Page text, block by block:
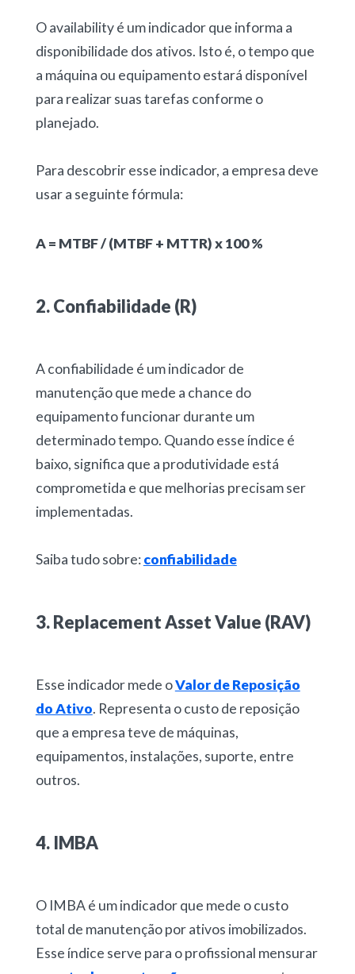
O availability é um indicador que informa a
disponibilidade dos ativos. Isto é, o tempo que
a máquina ou equipamento estará disponível
para realizar suas tarefas conforme o
planejado.
Para descobrir esse indicador, a empresa deve
usar a seguinte fórmula:
A = MTBF / (MTBF + MTTR) x 100 %
2. Confiabilidade (R)
A confiabilidade é um indicador de
manutenção que mede a chance do
equipamento funcionar durante um
determinado tempo. Quando esse índice é
baixo, significa que a produtividade está
comprometida e que melhorias precisam ser
implementadas.
Saiba tudo sobre:confiabilidade
3. Replacement Asset Value (RAV)
Esse indicador mede oValor de Reposição
do Ativo. Representa o custo de reposição
que a empresa teve de máquinas,
equipamentos, instalações, suporte, entre
outros.
4. IMBA
O IMBA é um indicador que mede o custo
total de manutenção por ativos imobilizados.
Esse índice serve para o profissional mensurar